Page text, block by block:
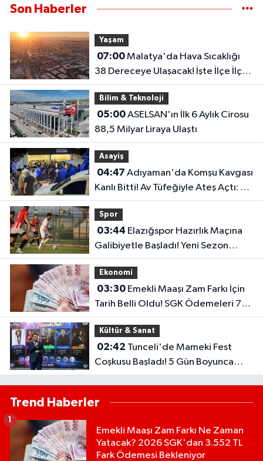
Son Haberler
Yaşam
07:00Malatya'da Hava Sıcaklığı
38 Dereceye Ulaşacak! İşte İlçe İlçe
Hava Durumu
Bilim & Teknoloji
05:00ASELSAN'ın İlk 6 Aylık Cirosu
88,5 Milyar Liraya Ulaştı
Asayiş
04:47
Kanlı Bitti! Av Tüfeğiyle Ateş Açtı: 1
Ölü, 1 Yaralı
Spor
03:44
Galibiyetle Başladı! Yeni Sezon
Öncesi Umut Veren Performans
Ekonomi
03:30Emekli Maaşı Zam Farkı İçin
Tarih Belli Oldu! SGK Ödemeleri 7
Ağustos'ta Başlıyor
Kültür & Sanat
02:42
Coşkusu Başladı! 5 Gün Boyunca
Etkinlikler Düzenlenecek
Trend Haberler
Emekli Maaşı Zam Farkı Ne Zaman
Yatacak? 2026 SGK'dan 3.552 TL
Fark Ödemesi Bekleniyor
1